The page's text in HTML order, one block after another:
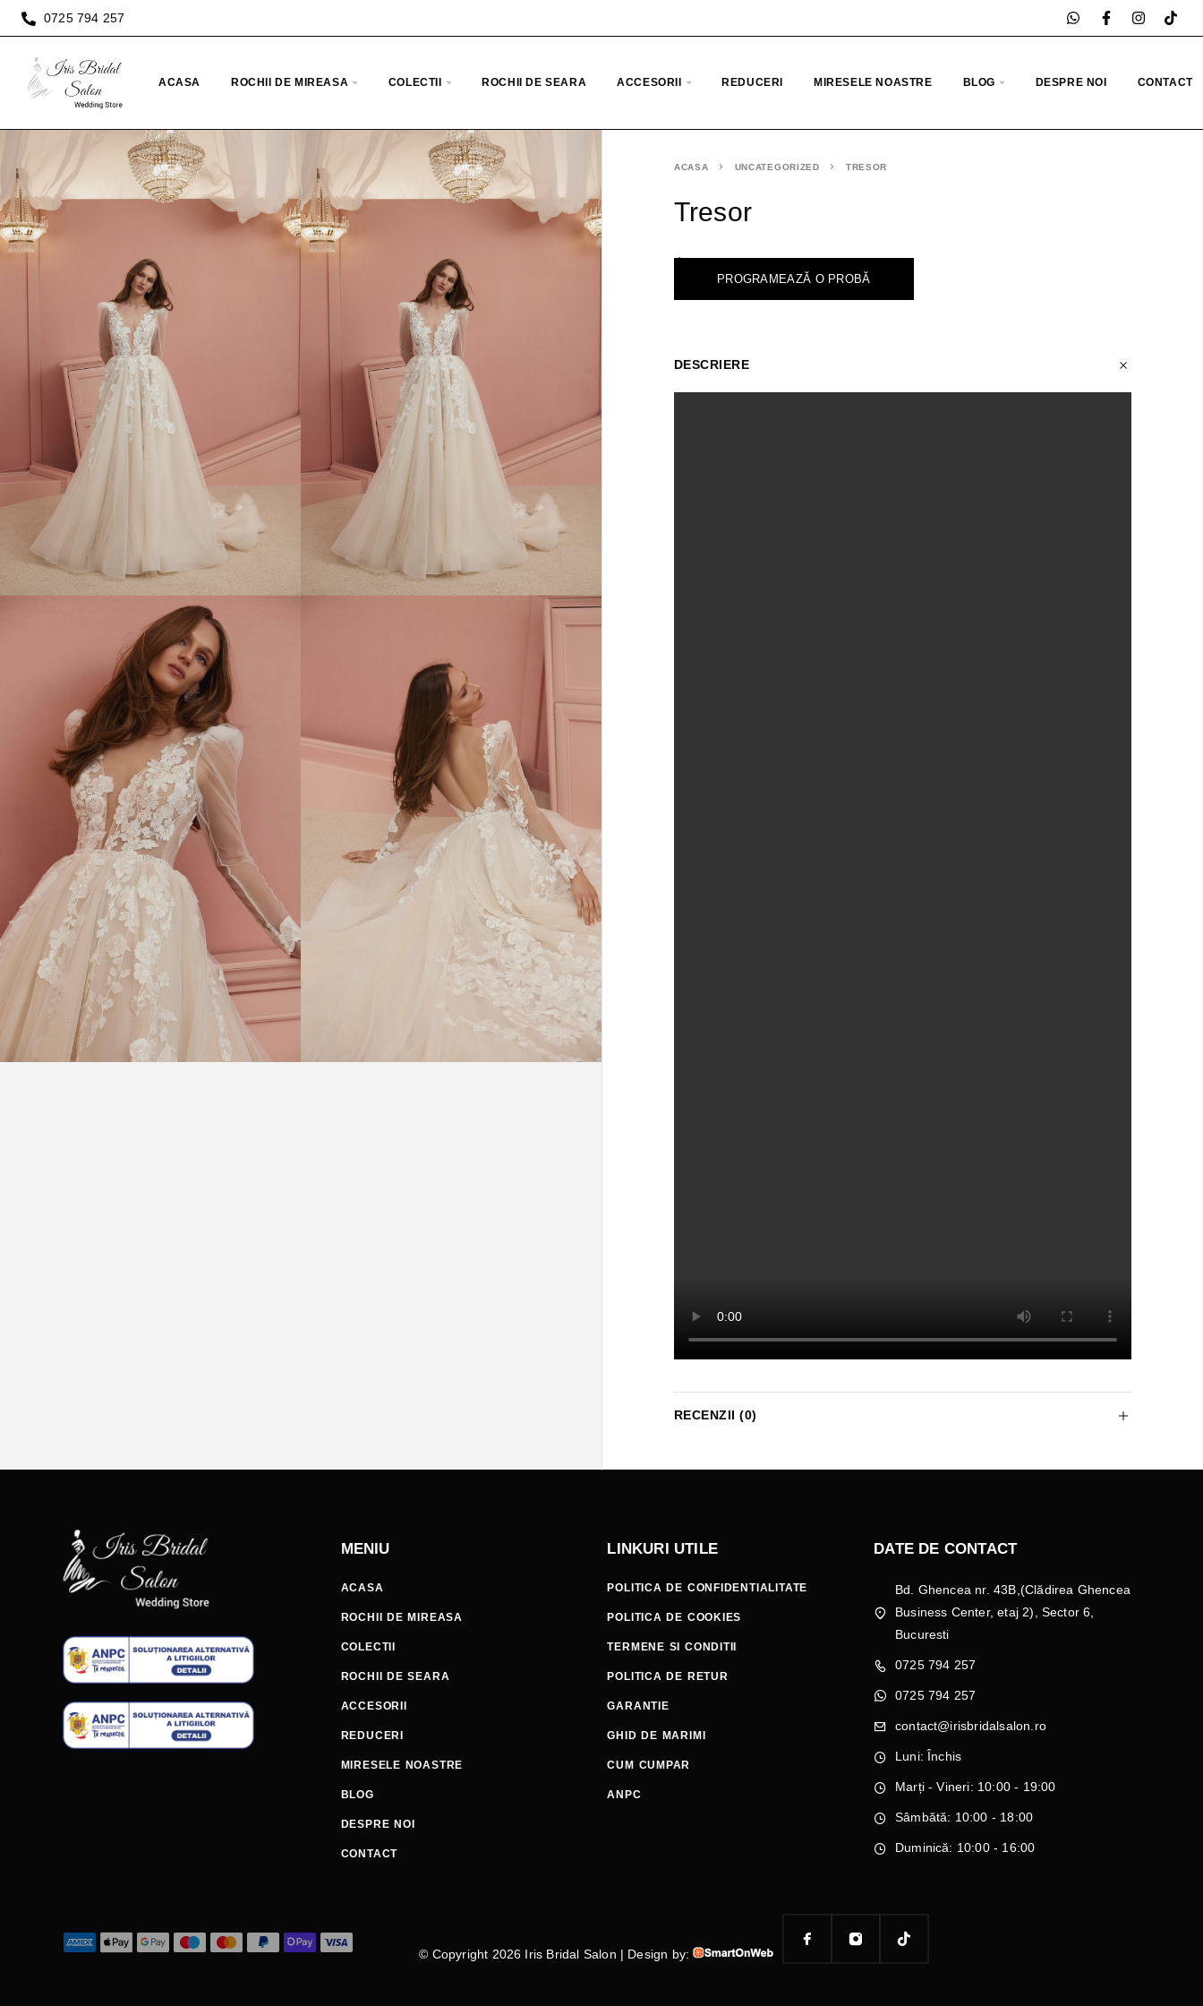
0725 794 257
ACASA ROCHII DE MIREASA COLECTII ROCHII DE SEARA ACCESORII REDUCERI MIRESELE NOASTRE BLOG DESPRE NOI CONTACT
ACASA UNCATEGORIZED TRESOR
Tresor
<
PROGRAMEAZĂ O PROBĂ
DESCRIERE
RECENZII (0)
MENIU
ACASA
ROCHII DE MIREASA
COLECTII
ROCHII DE SEARA
ACCESORII
REDUCERI
MIRESELE NOASTRE
BLOG
DESPRE NOI
CONTACT
LINKURI UTILE
POLITICA DE CONFIDENTIALITATE
POLITICA DE COOKIES
TERMENE SI CONDITII
POLITICA DE RETUR
GARANTIE
GHID DE MARIMI
CUM CUMPAR
ANPC
DATE DE CONTACT
Bd. Ghencea nr. 43B,(Clădirea Ghencea
Business Center, etaj 2), Sector 6,
Bucuresti
0725 794 257
0725 794 257
contact@irisbridalsalon.ro
Luni: Închis
Marți - Vineri: 10:00 - 19:00
Sâmbătă: 10:00 - 18:00
Duminică: 10:00 - 16:00
© Copyright 2026 Iris Bridal Salon | Design by: